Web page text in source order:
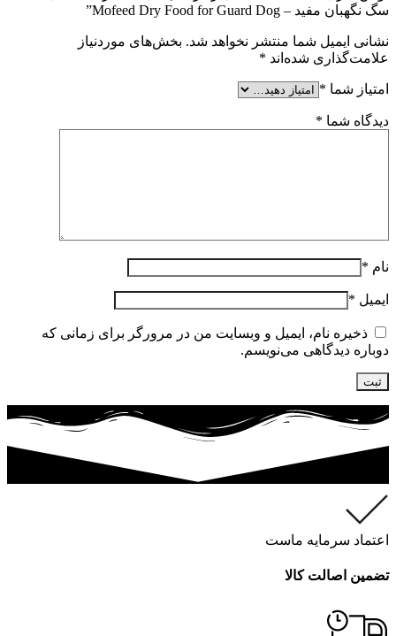
سگ نگهبان مفید – Mofeed Dry Food for Guard Dog”
نشانی ایمیل شما منتشر نخواهد شد. بخش‌های موردنیاز
علامت‌گذاری شده‌اند *
امتیاز شما *
دیدگاه شما *
نام *
ایمیل *
ذخیره نام، ایمیل و وبسایت من در مرورگر برای زمانی که
دوباره دیدگاهی می‌نویسم.
اعتماد سرمایه ماست
تضمین اصالت کالا